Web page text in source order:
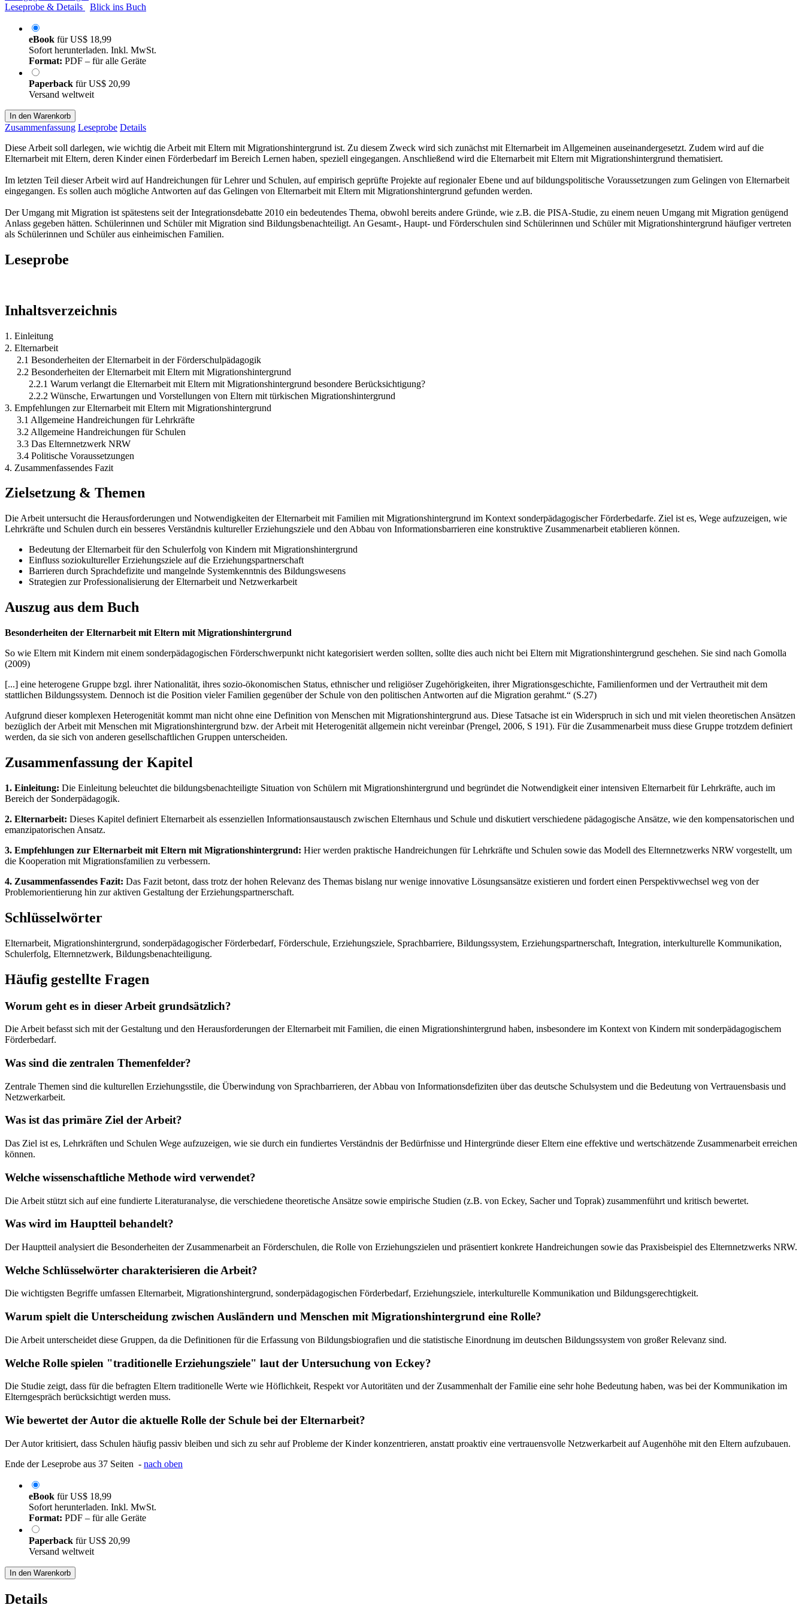
Leseprobe & Details
Blick ins Buch
eBook fürUS$ 18,99
Sofort herunterladen. Inkl. MwSt.
Format: PDF – für alle Geräte
Paperback fürUS$ 20,99
Versand weltweit
In den Warenkorb
Zusammenfassung Leseprobe Details
Diese Arbeit soll darlegen, wie wichtig die Arbeit mit Eltern mit Migrationshintergrund ist. Zu diesem Zweck wird sich zunächst mit Elternarbeit im Allgemeinen auseinandergesetzt. Zudem wird auf die
Elternarbeit mit Eltern, deren Kinder einen Förderbedarf im Bereich Lernen haben, speziell eingegangen. Anschließend wird die Elternarbeit mit Eltern mit Migrationshintergrund thematisiert.
Im letzten Teil dieser Arbeit wird auf Handreichungen für Lehrer und Schulen, auf empirisch geprüfte Projekte auf regionaler Ebene und auf bildungspolitische Voraussetzungen zum Gelingen von Elternarbeit
eingegangen. Es sollen auch mögliche Antworten auf das Gelingen von Elternarbeit mit Eltern mit Migrationshintergrund gefunden werden.
Der Umgang mit Migration ist spätestens seit der Integrationsdebatte 2010 ein bedeutendes Thema, obwohl bereits andere Gründe, wie z.B. die PISA-Studie, zu einem neuen Umgang mit Migration genügend
Anlass gegeben hätten. Schülerinnen und Schüler mit Migration sind Bildungsbenachteiligt. An Gesamt-, Haupt- und Förderschulen sind Schülerinnen und Schüler mit Migrationshintergrund häufiger vertreten
als Schülerinnen und Schüler aus einheimischen Familien.
Leseprobe
Inhaltsverzeichnis
1. Einleitung
2. Elternarbeit
2.1 Besonderheiten der Elternarbeit in der Förderschulpädagogik
2.2 Besonderheiten der Elternarbeit mit Eltern mit Migrationshintergrund
2.2.1 Warum verlangt die Elternarbeit mit Eltern mit Migrationshintergrund besondere Berücksichtigung?
2.2.2 Wünsche, Erwartungen und Vorstellungen von Eltern mit türkischen Migrationshintergrund
3. Empfehlungen zur Elternarbeit mit Eltern mit Migrationshintergrund
3.1 Allgemeine Handreichungen für Lehrkräfte
3.2 Allgemeine Handreichungen für Schulen
3.3 Das Elternnetzwerk NRW
3.4 Politische Voraussetzungen
4. Zusammenfassendes Fazit
Zielsetzung & Themen
Die Arbeit untersucht die Herausforderungen und Notwendigkeiten der Elternarbeit mit Familien mit Migrationshintergrund im Kontext sonderpädagogischer Förderbedarfe. Ziel ist es, Wege aufzuzeigen, wie
Lehrkräfte und Schulen durch ein besseres Verständnis kultureller Erziehungsziele und den Abbau von Informationsbarrieren eine konstruktive Zusammenarbeit etablieren können.
Bedeutung der Elternarbeit für den Schulerfolg von Kindern mit Migrationshintergrund
Einfluss soziokultureller Erziehungsziele auf die Erziehungspartnerschaft
Barrieren durch Sprachdefizite und mangelnde Systemkenntnis des Bildungswesens
Strategien zur Professionalisierung der Elternarbeit und Netzwerkarbeit
Auszug aus dem Buch
Besonderheiten der Elternarbeit mit Eltern mit Migrationshintergrund
So wie Eltern mit Kindern mit einem sonderpädagogischen Förderschwerpunkt nicht kategorisiert werden sollten, sollte dies auch nicht bei Eltern mit Migrationshintergrund geschehen. Sie sind nach Gomolla
(2009)
[...] eine heterogene Gruppe bzgl. ihrer Nationalität, ihres sozio-ökonomischen Status, ethnischer und religiöser Zugehörigkeiten, ihrer Migrationsgeschichte, Familienformen und der Vertrautheit mit dem
stattlichen Bildungssystem. Dennoch ist die Position vieler Familien gegenüber der Schule von den politischen Antworten auf die Migration gerahmt.“ (S.27)
Aufgrund dieser komplexen Heterogenität kommt man nicht ohne eine Definition von Menschen mit Migrationshintergrund aus. Diese Tatsache ist ein Widerspruch in sich und mit vielen theoretischen Ansätzen
bezüglich der Arbeit mit Menschen mit Migrationshintergrund bzw. der Arbeit mit Heterogenität allgemein nicht vereinbar (Prengel, 2006, S 191). Für die Zusammenarbeit muss diese Gruppe trotzdem definiert
werden, da sie sich von anderen gesellschaftlichen Gruppen unterscheiden.
Zusammenfassung der Kapitel
1. Einleitung: Die Einleitung beleuchtet die bildungsbenachteiligte Situation von Schülern mit Migrationshintergrund und begründet die Notwendigkeit einer intensiven Elternarbeit für Lehrkräfte, auch im
Bereich der Sonderpädagogik.
2. Elternarbeit: Dieses Kapitel definiert Elternarbeit als essenziellen Informationsaustausch zwischen Elternhaus und Schule und diskutiert verschiedene pädagogische Ansätze, wie den kompensatorischen und
emanzipatorischen Ansatz.
3. Empfehlungen zur Elternarbeit mit Eltern mit Migrationshintergrund: Hier werden praktische Handreichungen für Lehrkräfte und Schulen sowie das Modell des Elternnetzwerks NRW vorgestellt, um
die Kooperation mit Migrationsfamilien zu verbessern.
4. Zusammenfassendes Fazit: Das Fazit betont, dass trotz der hohen Relevanz des Themas bislang nur wenige innovative Lösungsansätze existieren und fordert einen Perspektivwechsel weg von der
Problemorientierung hin zur aktiven Gestaltung der Erziehungspartnerschaft.
Schlüsselwörter
Elternarbeit, Migrationshintergrund, sonderpädagogischer Förderbedarf, Förderschule, Erziehungsziele, Sprachbarriere, Bildungssystem, Erziehungspartnerschaft, Integration, interkulturelle Kommunikation,
Schulerfolg, Elternnetzwerk, Bildungsbenachteiligung.
Häufig gestellte Fragen
Worum geht es in dieser Arbeit grundsätzlich?
Die Arbeit befasst sich mit der Gestaltung und den Herausforderungen der Elternarbeit mit Familien, die einen Migrationshintergrund haben, insbesondere im Kontext von Kindern mit sonderpädagogischem
Förderbedarf.
Was sind die zentralen Themenfelder?
Zentrale Themen sind die kulturellen Erziehungsstile, die Überwindung von Sprachbarrieren, der Abbau von Informationsdefiziten über das deutsche Schulsystem und die Bedeutung von Vertrauensbasis und
Netzwerkarbeit.
Was ist das primäre Ziel der Arbeit?
Das Ziel ist es, Lehrkräften und Schulen Wege aufzuzeigen, wie sie durch ein fundiertes Verständnis der Bedürfnisse und Hintergründe dieser Eltern eine effektive und wertschätzende Zusammenarbeit erreichen
können.
Welche wissenschaftliche Methode wird verwendet?
Die Arbeit stützt sich auf eine fundierte Literaturanalyse, die verschiedene theoretische Ansätze sowie empirische Studien (z.B. von Eckey, Sacher und Toprak) zusammenführt und kritisch bewertet.
Was wird im Hauptteil behandelt?
Der Hauptteil analysiert die Besonderheiten der Zusammenarbeit an Förderschulen, die Rolle von Erziehungszielen und präsentiert konkrete Handreichungen sowie das Praxisbeispiel des Elternnetzwerks NRW.
Welche Schlüsselwörter charakterisieren die Arbeit?
Die wichtigsten Begriffe umfassen Elternarbeit, Migrationshintergrund, sonderpädagogischen Förderbedarf, Erziehungsziele, interkulturelle Kommunikation und Bildungsgerechtigkeit.
Warum spielt die Unterscheidung zwischen Ausländern und Menschen mit Migrationshintergrund eine Rolle?
Die Arbeit unterscheidet diese Gruppen, da die Definitionen für die Erfassung von Bildungsbiografien und die statistische Einordnung im deutschen Bildungssystem von großer Relevanz sind.
Welche Rolle spielen "traditionelle Erziehungsziele" laut der Untersuchung von Eckey?
Die Studie zeigt, dass für die befragten Eltern traditionelle Werte wie Höflichkeit, Respekt vor Autoritäten und der Zusammenhalt der Familie eine sehr hohe Bedeutung haben, was bei der Kommunikation im
Elterngespräch berücksichtigt werden muss.
Wie bewertet der Autor die aktuelle Rolle der Schule bei der Elternarbeit?
Der Autor kritisiert, dass Schulen häufig passiv bleiben und sich zu sehr auf Probleme der Kinder konzentrieren, anstatt proaktiv eine vertrauensvolle Netzwerkarbeit auf Augenhöhe mit den Eltern aufzubauen.
Ende der Leseprobe aus 37 Seiten - nach oben
eBook fürUS$ 18,99
Sofort herunterladen. Inkl. MwSt.
Format: PDF – für alle Geräte
Paperback fürUS$ 20,99
Versand weltweit
In den Warenkorb
Details